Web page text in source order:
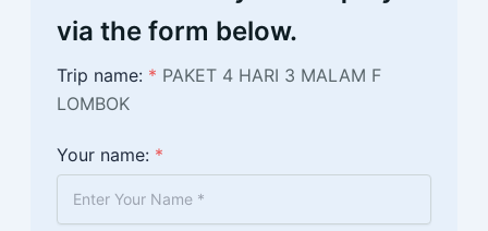
via the form below.
Trip name: * PAKET 4 HARI 3 MALAM F
LOMBOK
Your name: *